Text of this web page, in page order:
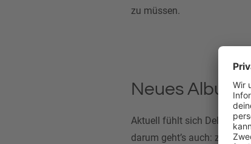
zu müssen.
Neues Album,
Aktuell fühlt sich Delta laut
darum geht’s auch: zurück